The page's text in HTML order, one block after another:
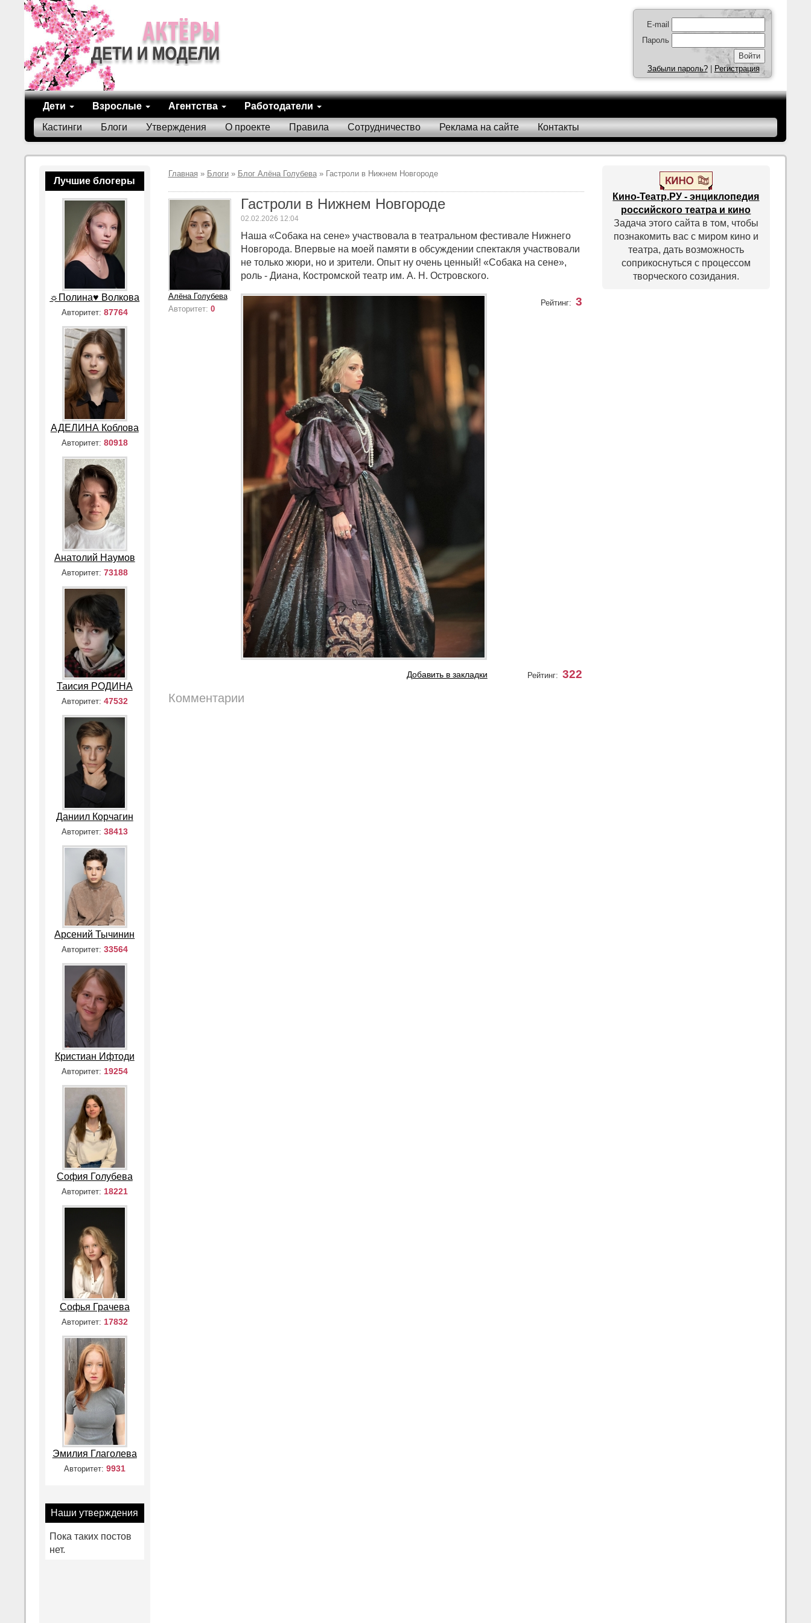
E-mail
Пароль
Забыли пароль?| Регистрация
Дети Взрослые Агентства Работодатели
Кастинги Блоги Утверждения О проекте Правила Сотрудничество Реклама на сайте Контакты
Главная » Блоги» Блог Алёна Голубева» Гастроли в Нижнем Новгороде
Алёна Голубева
Авторитет: 0
Гастроли в Нижнем Новгороде
02.02.2026 12:04
Наша «Собака на сене» участвовала в театральном фестивале Нижнего
Новгорода. Впервые на моей памяти в обсуждении спектакля участвовали
не только жюри, но и зрители. Опыт ну очень ценный! «Собака на сене»,
роль - Диана, Костромской театр им. А. Н. Островского.
Рейтинг: 3
Рейтинг: 322
Добавить в закладки
Комментарии
Лучшие блогеры
☼Полина♥ Волкова
Авторитет: 87764
АДЕЛИНА Коблова
Авторитет: 80918
Анатолий Наумов
Авторитет: 73188
Таисия РОДИНА
Авторитет: 47532
Даниил Корчагин
Авторитет: 38413
Арсений Тычинин
Авторитет: 33564
Кристиан Ифтоди
Авторитет: 19254
София Голубева
Авторитет: 18221
Софья Грачева
Авторитет: 17832
Эмилия Глаголева
Авторитет: 9931
Наши утверждения
Пока таких постов
нет.
Кино-Театр.РУ - энциклопедия
российского театра и кино
Задача этого сайта в том, чтобы
познакомить вас с миром кино и
театра, дать возможность
соприкоснуться с процессом
творческого созидания.